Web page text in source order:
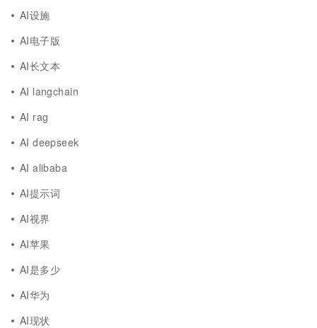
AI设施
AI电子版
AI长文本
AI langchain
AI rag
AI deepseek
AI alibaba
AI提示词
AI视界
AI苹果
AI是多少
AI华为
AI现状